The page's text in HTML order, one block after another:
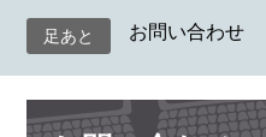
へ
お問い合わせ
本